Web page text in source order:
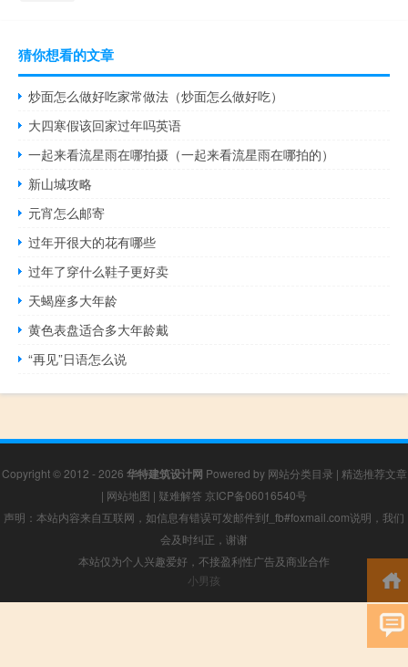
猜你想看的文章
炒面怎么做好吃家常做法（炒面怎么做好吃）
大四寒假该回家过年吗英语
一起来看流星雨在哪拍摄（一起来看流星雨在哪拍的）
新山城攻略
元宵怎么邮寄
过年开很大的花有哪些
过年了穿什么鞋子更好卖
天蝎座多大年龄
黄色表盘适合多大年龄戴
“再见”日语怎么说
Copyright © 2012 - 2026 华特建筑设计网 Powered by 网站分类目录 | 精选推荐文章
| 网站地图 | 疑难解答 京ICP备06016540号
声明：本站内容来自互联网，如信息有错误可发邮件到f_fb#foxmail.com说明，我们
会及时纠正，谢谢
本站仅为个人兴趣爱好，不接盈利性广告及商业合作
小男孩